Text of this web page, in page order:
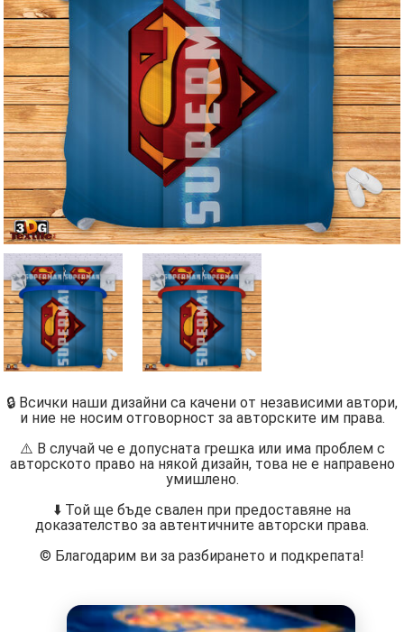
🔒 Всички наши дизайни са качени от независими автори,
и ние не носим отговорност за авторските им права.
⚠️ В случай че е допусната грешка или има проблем с
авторското право на някой дизайн, това не е направено
умишлено.
⬇️ Той ще бъде свален при предоставяне на
доказателство за автентичните авторски права.
©️ Благодарим ви за разбирането и подкрепата!